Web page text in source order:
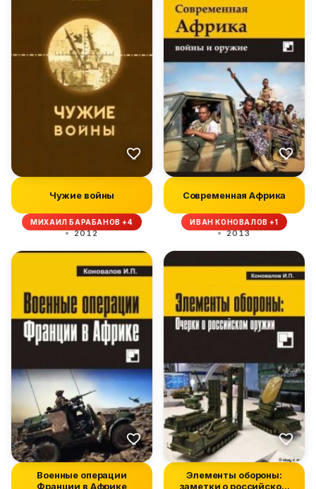
Чужие войны
МИХАИЛ БАРАБАНОВ +4
2012
Современная Африка
ИВАН КОНОВАЛОВ +1
2013
Военные операции
Франции в Африке
Элементы обороны:
заметки о российском